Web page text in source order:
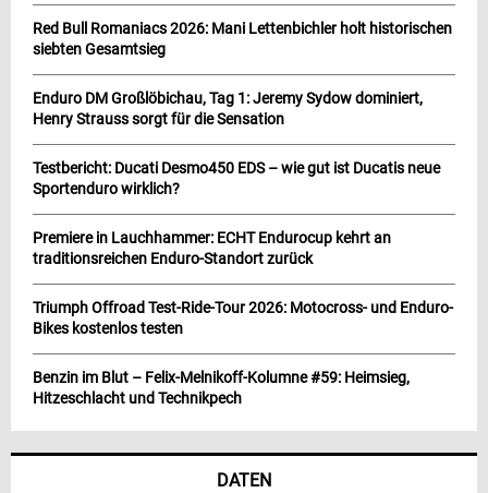
Red Bull Romaniacs 2026: Mani Lettenbichler holt historischen
siebten Gesamtsieg
Enduro DM Großlöbichau, Tag 1: Jeremy Sydow dominiert,
Henry Strauss sorgt für die Sensation
Testbericht: Ducati Desmo450 EDS – wie gut ist Ducatis neue
Sportenduro wirklich?
Premiere in Lauchhammer: ECHT Endurocup kehrt an
traditionsreichen Enduro-Standort zurück
Triumph Offroad Test-Ride-Tour 2026: Motocross- und Enduro-
Bikes kostenlos testen
Benzin im Blut – Felix-Melnikoff-Kolumne #59: Heimsieg,
Hitzeschlacht und Technikpech
DATEN